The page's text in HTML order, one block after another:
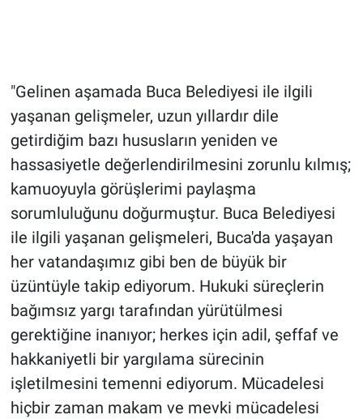
"Gelinen aşamada Buca Belediyesi ile ilgili
yaşanan gelişmeler, uzun yıllardır dile
getirdiğim bazı hususların yeniden ve
hassasiyetle değerlendirilmesini zorunlu kılmış;
kamuoyuyla görüşlerimi paylaşma
sorumluluğunu doğurmuştur. Buca Belediyesi
ile ilgili yaşanan gelişmeleri, Buca'da yaşayan
her vatandaşımız gibi ben de büyük bir
üzüntüyle takip ediyorum. Hukuki süreçlerin
bağımsız yargı tarafından yürütülmesi
gerektiğine inanıyor; herkes için adil, şeffaf ve
hakkaniyetli bir yargılama sürecinin
işletilmesini temenni ediyorum. Mücadelesi
hiçbir zaman makam ve mevki mücadelesi